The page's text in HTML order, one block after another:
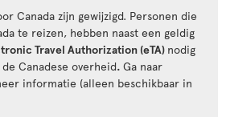
Canada zijn gewijzigd. Personen die
te reizen, hebben naast een geldig
Travel Authorization (eTA) nodig
Canadese overheid. Ga naar
informatie (alleen beschikbaar in